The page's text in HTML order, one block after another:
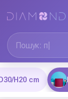
H20 cm